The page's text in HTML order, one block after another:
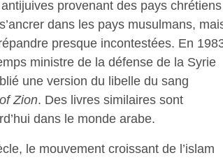
provenant des pays chrétiens
dans les pays musulmans,
presque incontestées. En
ministre de la défense de la Syrie
une version du libelle du sang
Zion. Des livres similaires sont
dans le monde arabe.
le mouvement croissant de l’islam